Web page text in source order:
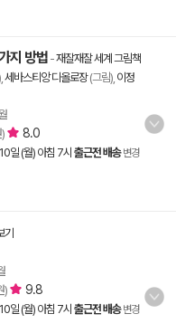
지 방법-재잘재잘 세계 그림책
세바스티앙 디올로장(그림), 이정
8.0
일 (월) 아침 7시 출근전 배송 변경
기
) 9.8
일 (월) 아침 7시 출근전 배송 변경